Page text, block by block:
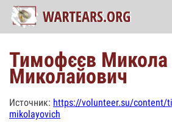
Тимофєєв Микола
Миколайович
Источник: https://volunteer.su/content/
mikolayovich